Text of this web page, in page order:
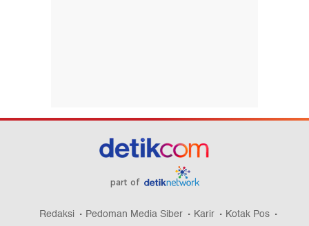
part of
Redaksi Pedoman Media Siber Karir
Kotak Pos